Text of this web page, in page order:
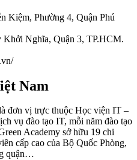
Kiệm, Phường 4, Quận Phú
Nghĩa, Quận 3, TP.HCM.
Nam
đơn vị trực thuộc Học viện IT –
vụ đào tạo IT, mỗi năm đào tạo
Academy sở hữu 19 chi
cấp cao của Bộ Quốc Phòng,
quận…